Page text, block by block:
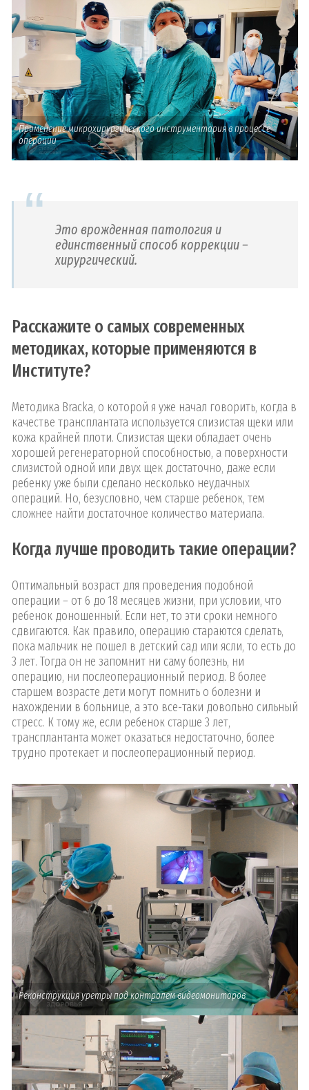
Применение микрохирургического инструментария в процессе
операции
Это врожденная патология и
единственный способ коррекции –
хирургический.
Расскажите о самых современных
методиках, которые применяются в
Институте?
Методика Bracka, о которой я уже начал говорить, когда в
качестве трансплантата используется слизистая щеки или
кожа крайней плоти. Слизистая щеки обладает очень
хорошей регенераторной способностью, а поверхности
слизистой одной или двух щек достаточно, даже если
ребенку уже были сделано несколько неудачных
операций. Но, безусловно, чем старше ребенок, тем
сложнее найти достаточное количество материала.
Когда лучше проводить такие операции?
Оптимальный возраст для проведения подобной
операции – от 6 до 18 месяцев жизни, при условии, что
ребенок доношенный. Если нет, то эти сроки немного
сдвигаются. Как правило, операцию стараются сделать,
пока мальчик не пошел в детский сад или ясли, то есть до
3 лет. Тогда он не запомнит ни саму болезнь, ни
операцию, ни послеоперационный период. В более
старшем возрасте дети могут помнить о болезни и
нахождении в больнице, а это все-таки довольно сильный
стресс. К тому же, если ребенок старше 3 лет,
трансплантанта может оказаться недостаточно, более
трудно протекает и послеоперационный период.
Реконструкция уретры под контролем видеомониторов